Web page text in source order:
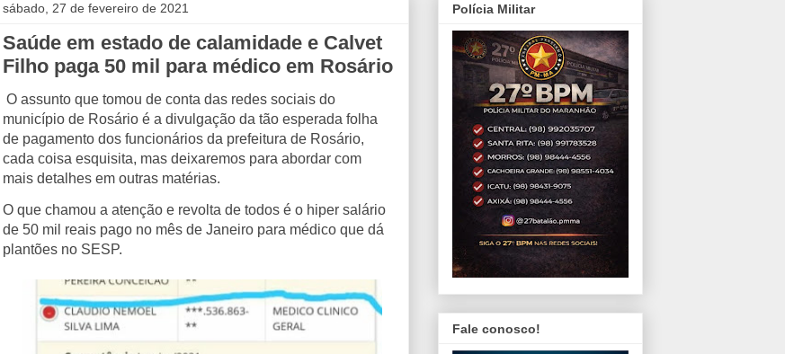
sábado, 27 de fevereiro de 2021
Saúde em estado de calamidade e Calvet
Filho paga 50 mil para médico em Rosário
O assunto que tomou de conta das redes sociais do
município de Rosário é a divulgação da tão esperada folha
de pagamento dos funcionários da prefeitura de Rosário,
cada coisa esquisita, mas deixaremos para abordar com
mais detalhes em outras matérias.
O que chamou a atenção e revolta de todos é o hiper salário
de 50 mil reais pago no mês de Janeiro para médico que dá
plantões no SESP.
Polícia Militar
Fale conosco!